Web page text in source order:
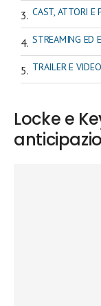
CAST, ATTORI E
STREAMING ED
TRAILER E VIDEO
Locke e